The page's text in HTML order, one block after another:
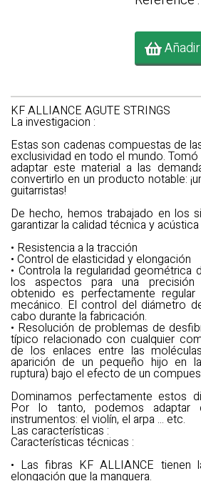
KF ALLIANCE AGUTE STRINGS
La investigacion :
Estas son cadenas compuestas de
exclusividad en todo el mundo.
adaptar este material a las
convertirlo en un producto notable:
guitarristas!
De hecho, hemos trabajado en los
garantizar la calidad técnica y
• Resistencia a la tracción
• Control de elasticidad y elongación
• Controla la regularidad geométrica
los aspectos para una precisión
obtenido es perfectamente
mecánico. El control del diámetro
cabo durante la fabricación.
• Resolución de problemas de
típico relacionado con cualquier
de los enlaces entre las
aparición de un pequeño hijo en
ruptura) bajo el efecto de un
Dominamos perfectamente estos
Por lo tanto, podemos adaptar
instrumentos: el violín, el arpa ... etc.
Las características :
Características técnicas :
• Las fibras KF ALLIANCE tienen
elongación que la manguera.